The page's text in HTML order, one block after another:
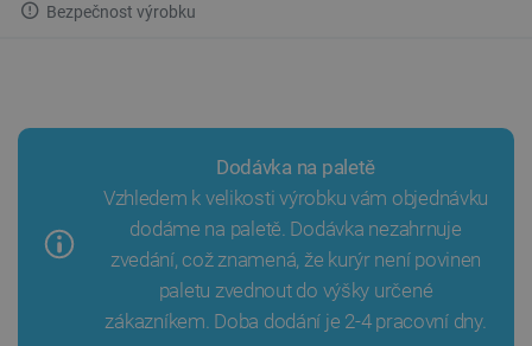
Bezpečnost výrobku
Dodávka na paletě
Vzhledem k velikosti výrobku vám objednávku
dodáme na paletě. Dodávka nezahrnuje
zvedání, což znamená, že kurýr není povinen
paletu zvednout do výšky určené
zákazníkem. Doba dodání je 2-4 pracovní dny.